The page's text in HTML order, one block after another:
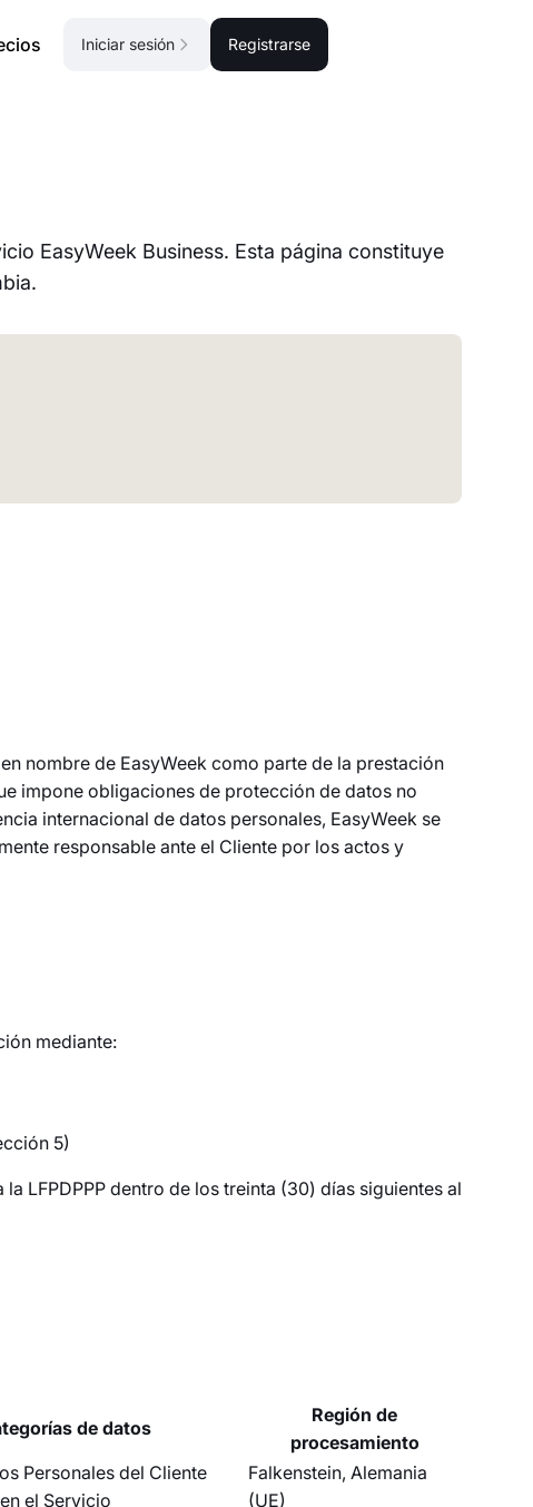
EasyWeek Business. Esta página constituye
nombre de EasyWeek como parte de la prestación
impone obligaciones de protección de datos no
internacional de datos personales, EasyWeek se
responsable ante el Cliente por los actos y
mediante:
5)
LFPDPPP dentro de los treinta (30) días siguientes al
de datos
Región de
procesamiento
Personales del Cliente
el Servicio
Falkenstein, Alemania
(UE)
Iniciar sesión Registrarse